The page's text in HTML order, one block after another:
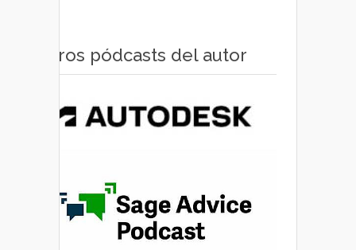
Otros pódcasts del autor